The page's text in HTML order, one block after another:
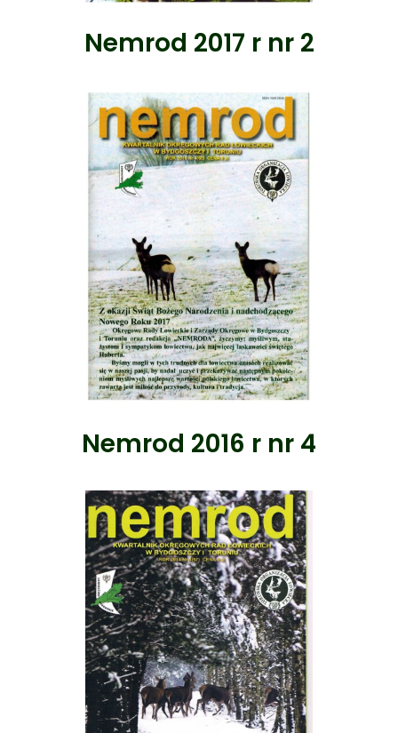
Nemrod 2017 r nr 2
Nemrod 2016 r nr 4